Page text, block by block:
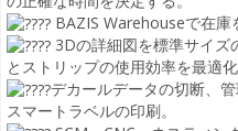
BAZIS Warehouseで在庫
3Dの詳細図を標準サイズ
とストリップの使用効率を最適化
デカールデータの切断、
スマートラベルの印刷。